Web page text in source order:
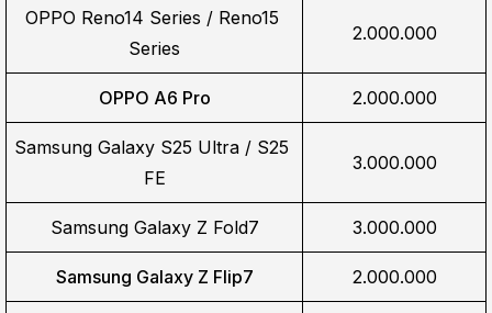
OPPO Reno14 Series / Reno15
Series
2.000.000
OPPO A6 Pro 2.000.000
Samsung Galaxy S25 Ultra / S25
FE
3.000.000
Samsung Galaxy Z Fold7 3.000.000
Samsung Galaxy Z Flip7 2.000.000